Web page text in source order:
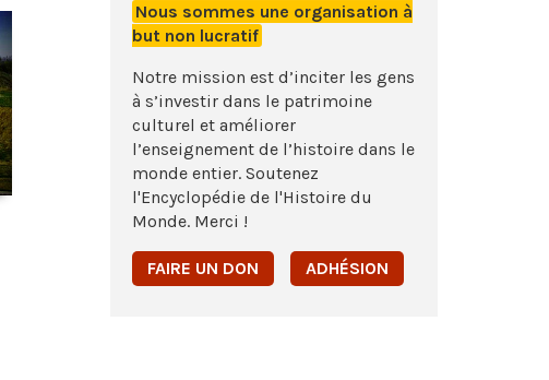
Nous sommes une organisation à
but non lucratif
Notre mission est d’inciter les gens
à s’investir dans le patrimoine
culturel et améliorer
l’enseignement de l’histoire dans le
monde entier. Soutenez
l'Encyclopédie de l'Histoire du
Monde. Merci !
FAIRE UN DON ADHÉSION